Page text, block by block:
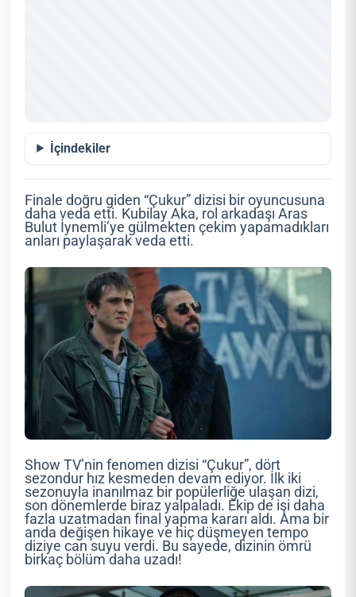
İçindekiler
Finale doğru giden “Çukur” dizisi bir oyuncusuna
daha veda etti. Kubilay Aka, rol arkadaşı Aras
Bulut İynemli’ye gülmekten çekim yapamadıkları
anları paylaşarak veda etti.
Show TV’nin fenomen dizisi “Çukur”, dört
sezondur hız kesmeden devam ediyor. İlk iki
sezonuyla inanılmaz bir popülerliğe ulaşan dizi,
son dönemlerde biraz yalpaladı. Ekip de işi daha
fazla uzatmadan final yapma kararı aldı. Ama bir
anda değişen hikaye ve hiç düşmeyen tempo
diziye can suyu verdi. Bu sayede, dizinin ömrü
birkaç bölüm daha uzadı!